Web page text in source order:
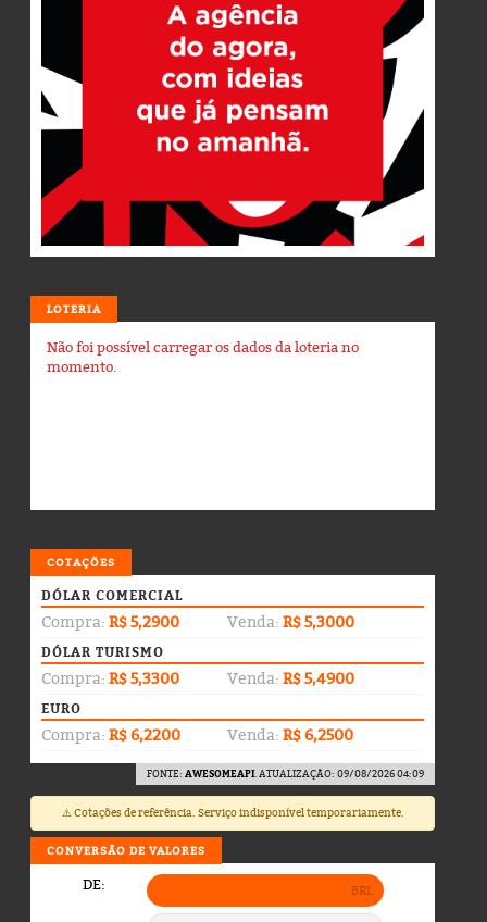
LOTERIA
Não foi possível carregar os dados da loteria no
momento.
COTAÇÕES
DÓLAR COMERCIAL
Compra: R$ 5,2900 Venda: R$ 5,3000
DÓLAR TURISMO
Compra: R$ 5,3300 Venda: R$ 5,4900
EURO
Compra: R$ 6,2200 Venda: R$ 6,2500
FONTE: AWESOMEAPI. ATUALIZAÇÃO: 09/08/2026 04:09
⚠️ Cotações de referência. Serviço indisponível temporariamente.
CONVERSÃO DE VALORES